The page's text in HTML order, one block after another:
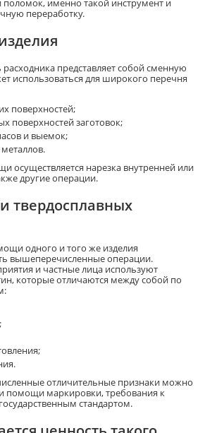
переработку.
представляет собой сменную
использоваться для широкого перечня
поверхностей;
поверхностей заготовок;
и выемок;
осуществляется нарезка внутренней или
другие операции.
твердосплавных
одного и того же изделия
вышеперечисленные операции.
и частные лица используют
которые отличаются между собой по
отличительные признаки можно
помощи маркировки, требования к
стандартом.